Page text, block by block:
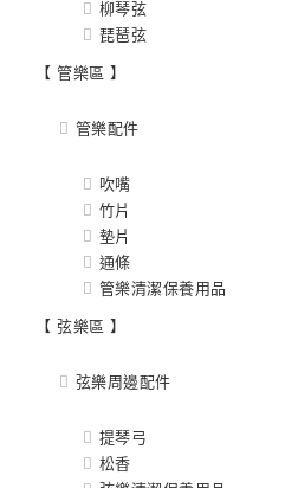
柳琴弦
琵琶弦
【 管樂區 】
管樂配件
吹嘴
竹片
墊片
通條
管樂清潔保養用品
【 弦樂區 】
弦樂周邊配件
提琴弓
松香